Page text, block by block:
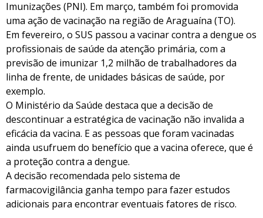
Imunizações (PNI). Em março, também foi promovida
uma ação de vacinação na região de Araguaína (TO).
Em fevereiro, o SUS passou a vacinar contra a dengue os
profissionais de saúde da atenção primária, com a
previsão de imunizar 1,2 milhão de trabalhadores da
linha de frente, de unidades básicas de saúde, por
exemplo.
O Ministério da Saúde destaca que a decisão de
descontinuar a estratégica de vacinação não invalida a
eficácia da vacina. E as pessoas que foram vacinadas
ainda usufruem do benefício que a vacina oferece, que é
a proteção contra a dengue.
A decisão recomendada pelo sistema de
farmacovigilância ganha tempo para fazer estudos
adicionais para encontrar eventuais fatores de risco.